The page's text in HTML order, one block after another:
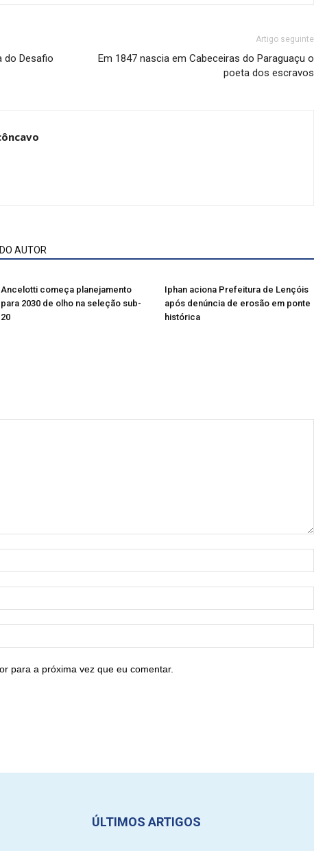
do Desafio
Artigo seguinte
Em 1847 nascia em Cabeceiras do Paraguaçu o
poeta dos escravos
AUTOR
Ancelotti começa planejamento
para 2030 de olho na seleção sub-
20
Iphan aciona Prefeitura de Lençóis
após denúncia de erosão em ponte
histórica
para a próxima vez que eu comentar.
ÚLTIMOS ARTIGOS